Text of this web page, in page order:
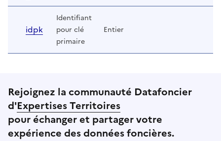
idpk
Identifiant
pour clé
primaire
Entier
Rejoignez la communauté Datafoncier
d'Expertises Territoires
pour échanger et partager votre
expérience des données foncières.